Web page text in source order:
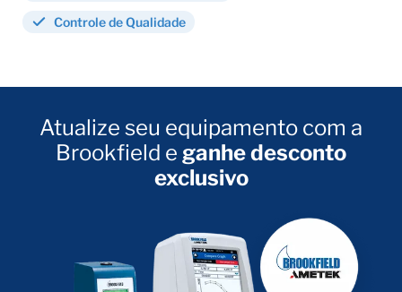
Controle de Qualidade
Atualize seu equipamento com a
Brookfield e ganhe desconto
exclusivo